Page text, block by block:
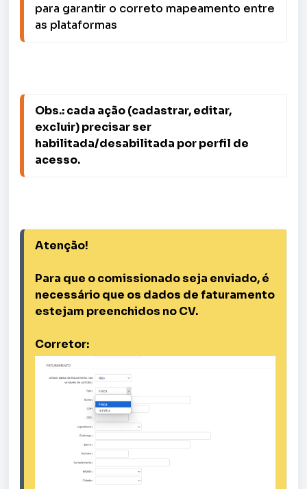
para garantir o correto mapeamento entre
as plataformas
Obs.: cada ação (cadastrar, editar,
excluir) precisar ser
habilitada/desabilitada por perfil de
acesso.
Atenção!
Para que o comissionado seja enviado, é
necessário que os dados de faturamento
estejam preenchidos no CV.
Corretor: